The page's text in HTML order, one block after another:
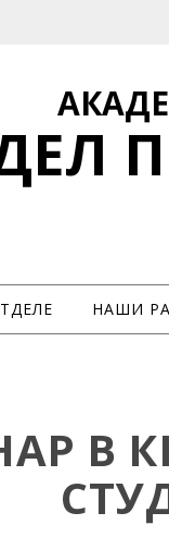
НАШИ
В